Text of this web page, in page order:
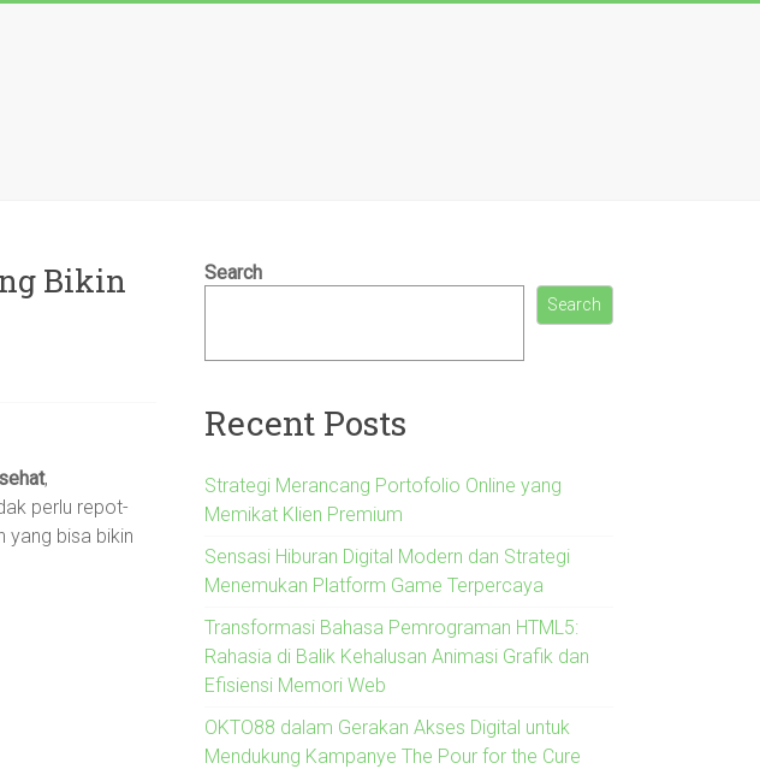
Bikin
,
perlu repot-
yang bisa bikin
Search
Search
Recent Posts
Strategi Merancang Portofolio Online yang
Memikat Klien Premium
Sensasi Hiburan Digital Modern dan Strategi
Menemukan Platform Game Terpercaya
Transformasi Bahasa Pemrograman HTML5:
Rahasia di Balik Kehalusan Animasi Grafik dan
Efisiensi Memori Web
OKTO88 dalam Gerakan Akses Digital untuk
Mendukung Kampanye The Pour for the Cure